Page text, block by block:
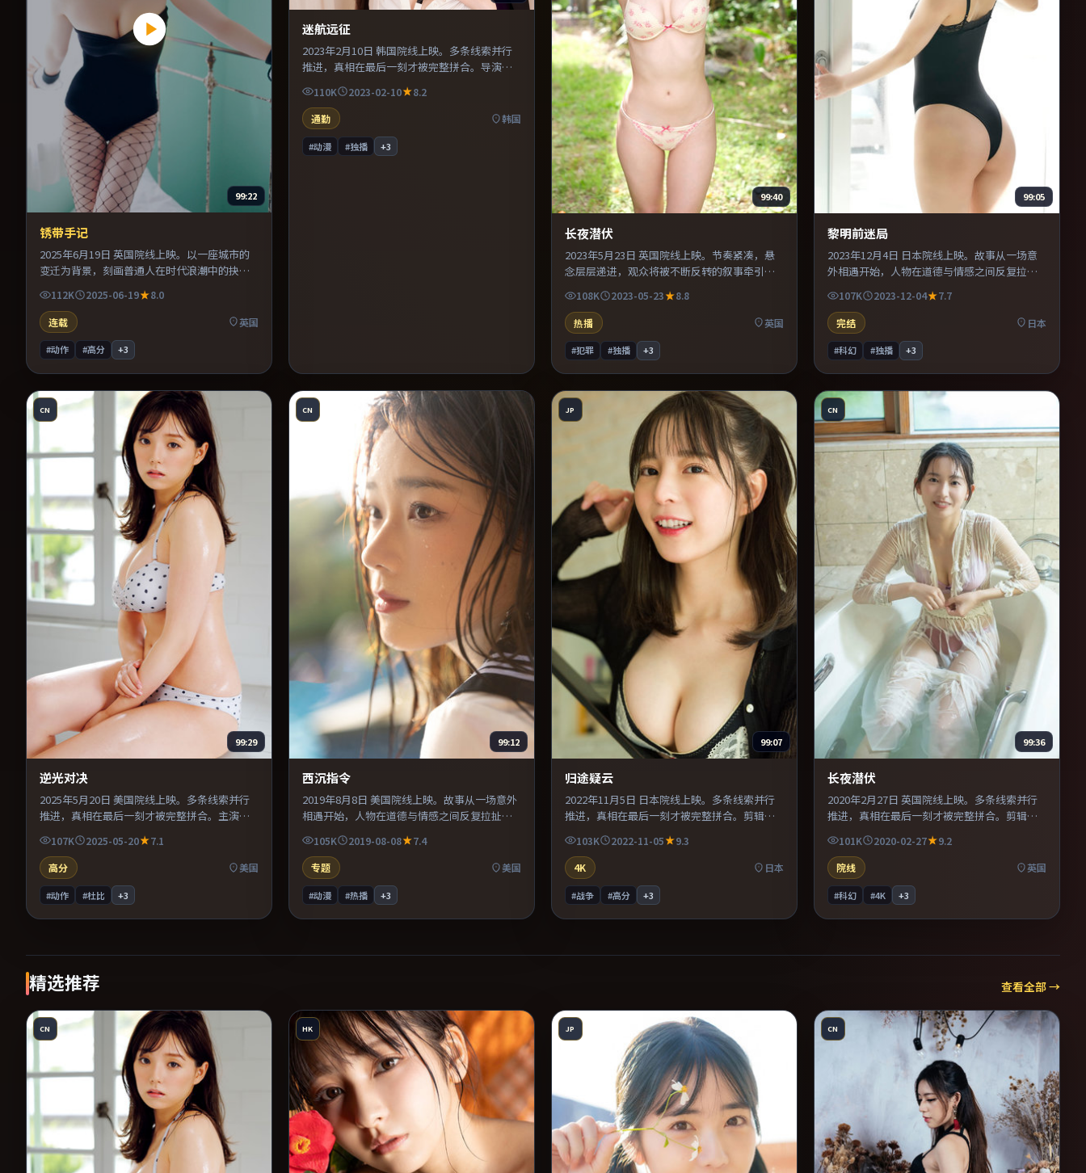
99:22
锈带手记
2025年6月19日 英国院线上映。以一座城市的
变迁为背景，刻画普通人在时代浪潮中的抉
力贯穿全片。片尾留白意味深长，值得二刷细
品台词与构图。
112K 2025-06-19
8.0
连载
英国
#动作 #高分 +3
迷航远征
2023年2月10日 韩国院线上映。多条线索并行
推进，真相在最后一刻才被完整拼合。导演在
镜头语言上大胆实验，长镜头与特写交替强化
压迫感。既有类型片爽感，也保留作者表达，
口碑潜力不俗。
110K 2023-02-10
8.2
通勤
韩国
#动漫 #独播 +3
99:40
长夜潜伏
2023年5月23日 英国院线上映。节奏紧凑，悬
念层层递进，观众将被不断反转的叙事牵引。
可信支撑。片尾留白意味深长，值得二刷细品
台词与构图。
108K 2023-05-23
8.8
热播
英国
#犯罪 #独播 +3
99:05
黎明前迷局
2023年12月4日 日本院线上映。故事从一场意
外相遇开始，人物在道德与情感之间反复拉
写交替强化压迫感。既有类型片爽感，也保留
作者表达，口碑潜力不俗。
107K 2023-12-04
7.7
完结
日本
#科幻 #独播 +3
CN
99:29
逆光对决
2025年5月20日 美国院线上映。多条线索并行
推进，真相在最后一刻才被完整拼合。主演之
间的化学反应自然可信，对手戏张力贯穿全
片。适合喜欢现实主义题材的观众，情绪后劲
较足。
107K 2025-05-20
7.1
高分
美国
#动作 #杜比 +3
CN
99:12
西沉指令
2019年8月8日 美国院线上映。故事从一场意外
相遇开始，人物在道德与情感之间反复拉扯。
导演在镜头语言上大胆实验，长镜头与特写交
替强化压迫感。适合喜欢现实主义题材的观
众，情绪后劲较足。
105K 2019-08-08
7.4
专题
美国
#动漫 #热播 +3
JP
99:07
归途疑云
2022年11月5日 日本院线上映。多条线索并行
推进，真相在最后一刻才被完整拼合。剪辑利
落，信息密度高，适合喜欢烧脑与推理的观
众。片尾留白意味深长，值得二刷细品台词与
构图。
103K 2022-11-05
9.3
4K
日本
#战争 #高分 +3
CN
99:36
长夜潜伏
2020年2月27日 英国院线上映。多条线索并行
推进，真相在最后一刻才被完整拼合。剪辑利
落，信息密度高，适合喜欢烧脑与推理的观
众。推荐给偏爱群像戏与命运母题的影迷。
101K 2020-02-27
9.2
院线
英国
#科幻 #4K +3
精选推荐 查看全部 →
CN HK JP CN